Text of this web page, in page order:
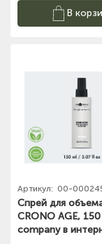
В
Артикул: 00-
Спрей для
CRONO AGE,
company в